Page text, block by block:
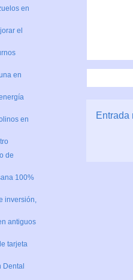
Entrada
en
el
en
en
de
100%
inversión,
antiguos
tarjeta
Dental